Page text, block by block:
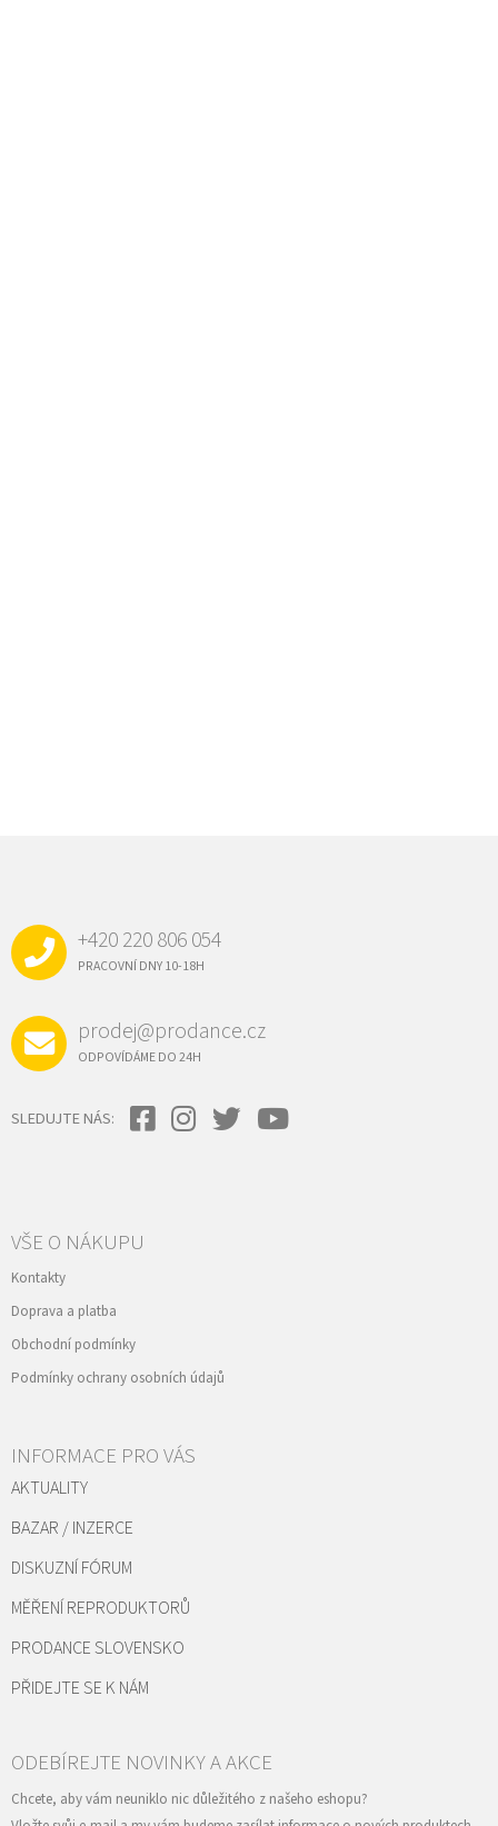
+420 220 806 054
PRACOVNÍ DNY 10-18H
prodej@prodance.cz
ODPOVÍDÁME DO 24H
SLEDUJTE NÁS:
VŠE O NÁKUPU
Kontakty
Doprava a platba
Obchodní podmínky
Podmínky ochrany osobních údajů
INFORMACE PRO VÁS
AKTUALITY
BAZAR / INZERCE
DISKUZNÍ FÓRUM
MĚŘENÍ REPRODUKTORŮ
PRODANCE SLOVENSKO
PŘIDEJTE SE K NÁM